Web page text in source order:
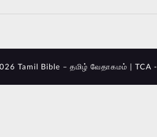
Tamil Bible – தமிழ் வேதாகமம் | TCA -